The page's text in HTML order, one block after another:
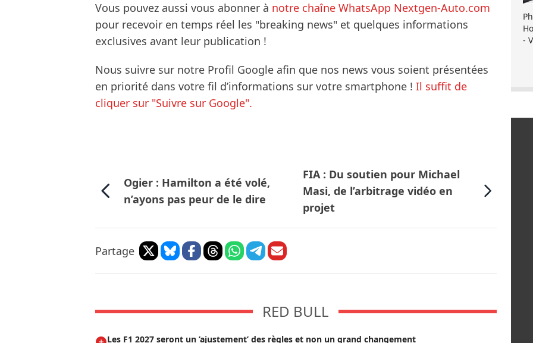
Vous pouvez aussi vous abonner à notre chaîne WhatsApp Nextgen-Auto.com
pour recevoir en temps réel les "breaking news" et quelques informations
exclusives avant leur publication !
Nous suivre sur notre Profil Google afin que nos news vous soient présentées
en priorité dans votre fil d’informations sur votre smartphone ! Il suffit de
cliquer sur "Suivre sur Google".
Ogier : Hamilton a été volé,
n’ayons pas peur de le dire
FIA : Du soutien pour Michael
Masi, de l’arbitrage vidéo en
projet
Partage
RED BULL
Les F1 2027 seront un ’ajustement’ des règles et non un grand changement
-